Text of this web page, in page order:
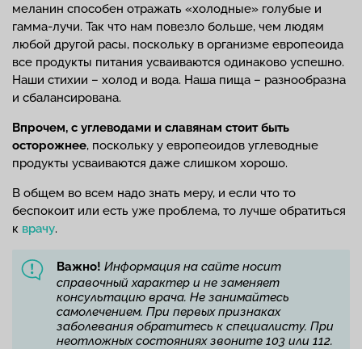
меланин способен отражать «холодные» голубые и
гамма-лучи. Так что нам повезло больше, чем людям
любой другой расы, поскольку в организме европеоида
все продукты питания усваиваются одинаково успешно.
Наши стихии – холод и вода. Наша пища – разнообразна
и сбалансирована.
Впрочем, с углеводами и славянам стоит быть
осторожнее, поскольку у европеоидов углеводные
продукты усваиваются даже слишком хорошо.
В общем во всем надо знать меру, и если что то
беспокоит или есть уже проблема, то лучше обратиться
к врачу.
Важно! Информация на сайте носит
справочный характер и не заменяет
консультацию врача. Не занимайтесь
самолечением. При первых признаках
заболевания обратитесь к специалисту. При
неотложных состояниях звоните 103 или 112.